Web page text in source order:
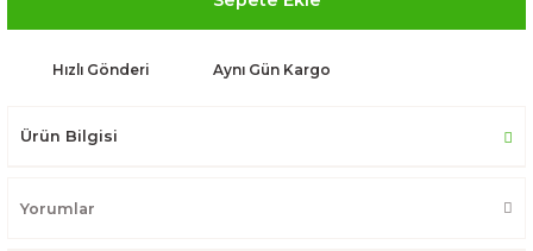
Hızlı Gönderi Aynı Gün Kargo
Ürün Bilgisi
Yorumlar